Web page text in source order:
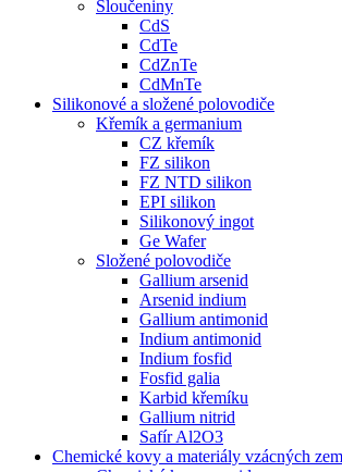
Sloučeniny
CdS
CdTe
CdZnTe
CdMnTe
Silikonové a složené polovodiče
Křemík a germanium
CZ křemík
FZ silikon
FZ NTD silikon
EPI silikon
Silikonový ingot
Ge Wafer
Složené polovodiče
Gallium arsenid
Arsenid indium
Gallium antimonid
Indium antimonid
Indium fosfid
Fosfid galia
Karbid křemíku
Gallium nitrid
Safír Al2O3
Chemické kovy a materiály vzácných